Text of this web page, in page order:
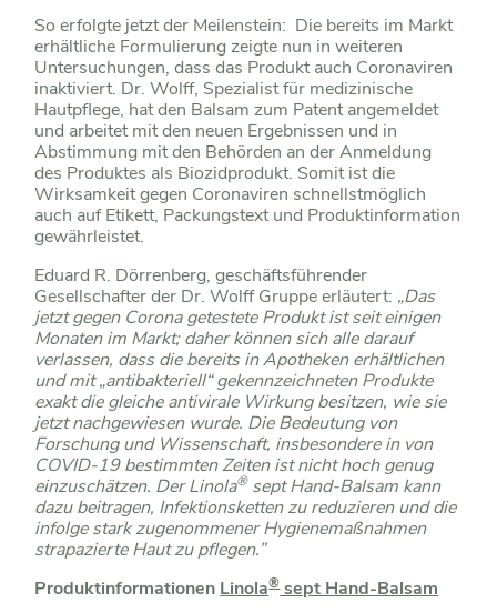
So erfolgte jetzt der Meilenstein: Die bereits im Markt
erhältliche Formulierung zeigte nun in weiteren
Untersuchungen, dass das Produkt auch Coronaviren
inaktiviert. Dr. Wolff, Spezialist für medizinische
Hautpflege, hat den Balsam zum Patent angemeldet
und arbeitet mit den neuen Ergebnissen und in
Abstimmung mit den Behörden an der Anmeldung
des Produktes als Biozidprodukt. Somit ist die
Wirksamkeit gegen Coronaviren schnellstmöglich
auch auf Etikett, Packungstext und Produktinformation
gewährleistet.
Eduard R. Dörrenberg, geschäftsführender
Gesellschafter der Dr. Wolff Gruppe erläutert: „Das
jetzt gegen Corona getestete Produkt ist seit einigen
Monaten im Markt; daher können sich alle darauf
verlassen, dass die bereits in Apotheken erhältlichen
und mit „antibakteriell“ gekennzeichneten Produkte
exakt die gleiche antivirale Wirkung besitzen, wie sie
jetzt nachgewiesen wurde. Die Bedeutung von
Forschung und Wissenschaft, insbesondere in von
COVID-19 bestimmten Zeiten ist nicht hoch genug
einzuschätzen. Der Linola®sept Hand-Balsam kann
dazu beitragen, Infektionsketten zu reduzieren und die
infolge stark zugenommener Hygienemaßnahmen
strapazierte Haut zu pflegen.”
Produktinformationen Linola®sept Hand-Balsam